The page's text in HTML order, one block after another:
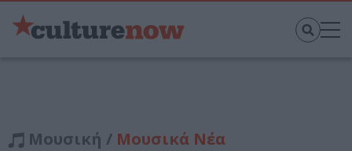
Μουσική / Μουσικά Νέα